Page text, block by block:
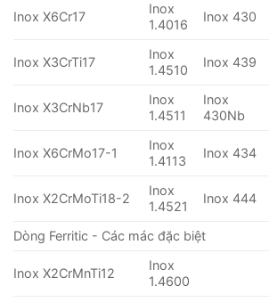
Inox X6Cr17
Inox
1.4016
Inox 430
Inox X3CrTi17
Inox
1.4510
Inox 439
Inox X3CrNb17
Inox
1.4511
Inox
430Nb
Inox X6CrMo17-1
Inox
1.4113
Inox 434
Inox X2CrMoTi18-2
Inox
1.4521
Inox 444
Dòng Ferritic - Các mác đặc biệt
Inox X2CrMnTi12
Inox
1.4600